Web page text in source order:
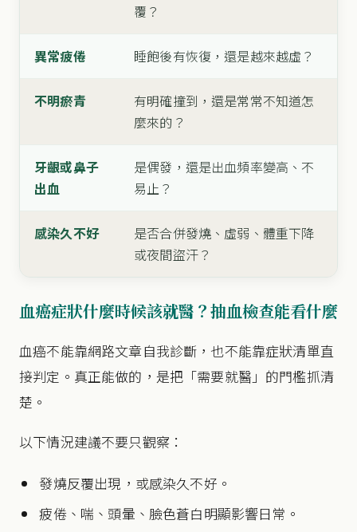
覆？
異常疲倦 睡飽後有恢復，還是越來越虛？
不明瘀青
有明確撞到，還是常常不知道怎
麼來的？
牙齦或鼻子
出血
是偶發，還是出血頻率變高、不
易止？
感染久不好
是否合併發燒、虛弱、體重下降
或夜間盜汗？
血癌症狀什麼時候該就醫？抽血檢查能看什麼
血癌不能靠網路文章自我診斷，也不能靠症狀清單直
接判定。真正能做的，是把「需要就醫」的門檻抓清
楚。
以下情況建議不要只觀察：
發燒反覆出現，或感染久不好。
疲倦、喘、頭暈、臉色蒼白明顯影響日常。